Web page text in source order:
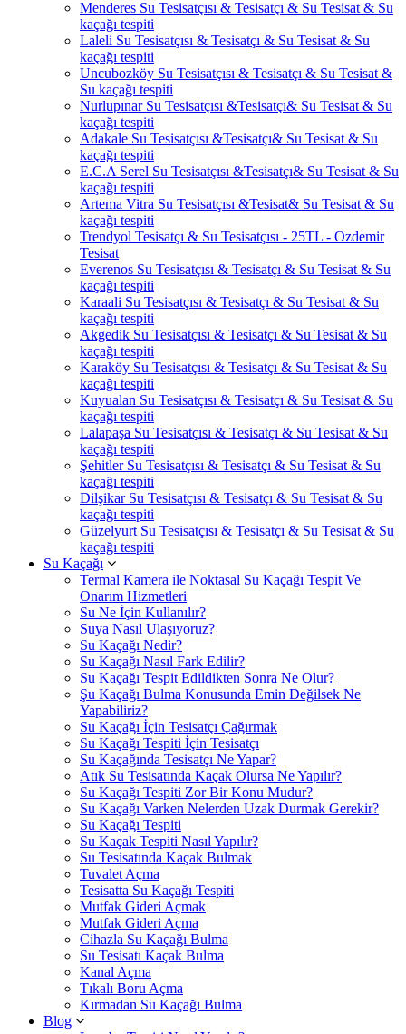
Menderes Su Tesisatçısı & Tesisatçı & Su Tesisat & Su
kaçağı tespiti
Laleli Su Tesisatçısı & Tesisatçı & Su Tesisat & Su
kaçağı tespiti
Uncubozköy Su Tesisatçısı & Tesisatçı & Su Tesisat &
Su kaçağı tespiti
Nurlupınar Su Tesisatçısı &Tesisatçı& Su Tesisat & Su
kaçağı tespiti
Adakale Su Tesisatçısı &Tesisatçı& Su Tesisat & Su
kaçağı tespiti
E.C.A Serel Su Tesisatçısı &Tesisatçı& Su Tesisat & Su
kaçağı tespiti
Artema Vitra Su Tesisatçısı &Tesisat& Su Tesisat & Su
kaçağı tespiti
Trendyol Tesisatçı & Su Tesisatçısı - 25TL - Ozdemir
Tesisat
Everenos Su Tesisatçısı & Tesisatçı & Su Tesisat & Su
kaçağı tespiti
Karaali Su Tesisatçısı & Tesisatçı & Su Tesisat & Su
kaçağı tespiti
Akgedik Su Tesisatçısı & Tesisatçı & Su Tesisat & Su
kaçağı tespiti
Karaköy Su Tesisatçısı & Tesisatçı & Su Tesisat & Su
kaçağı tespiti
Kuyualan Su Tesisatçısı & Tesisatçı & Su Tesisat & Su
kaçağı tespiti
Lalapaşa Su Tesisatçısı & Tesisatçı & Su Tesisat & Su
kaçağı tespiti
Şehitler Su Tesisatçısı & Tesisatçı & Su Tesisat & Su
kaçağı tespiti
Dilşikar Su Tesisatçısı & Tesisatçı & Su Tesisat & Su
kaçağı tespiti
Güzelyurt Su Tesisatçısı & Tesisatçı & Su Tesisat & Su
kaçağı tespiti
Su Kaçağı
Termal Kamera ile Noktasal Su Kaçağı Tespit Ve
Onarım Hizmetleri
Su Ne İçin Kullanılır?
Suya Nasıl Ulaşıyoruz?
Su Kaçağı Nedir?
Su Kaçağı Nasıl Fark Edilir?
Su Kaçağı Tespit Edildikten Sonra Ne Olur?
Şu Kaçağı Bulma Konusunda Emin Değilsek Ne
Yapabiliriz?
Su Kaçağı İçin Tesisatçı Çağırmak
Su Kaçağı Tespiti İçin Tesisatçı
Su Kaçağında Tesisatçı Ne Yapar?
Atık Su Tesisatında Kaçak Olursa Ne Yapılır?
Su Kaçağı Tespiti Zor Bir Konu Mudur?
Su Kaçağı Varken Nelerden Uzak Durmak Gerekir?
Su Kaçağı Tespiti
Su Kaçak Tespiti Nasıl Yapılır?
Su Tesisatında Kaçak Bulmak
Tuvalet Açma
Tesisatta Su Kaçağı Tespiti
Mutfak Gideri Açmak
Mutfak Gideri Açma
Cihazla Su Kaçağı Bulma
Su Tesisatı Kaçak Bulma
Kanal Açma
Tıkalı Boru Açma
Kırmadan Su Kaçağı Bulma
Blog